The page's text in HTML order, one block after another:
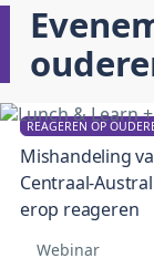
REAGEREN OP
Mishandeling
Centraal-
erop reageren
Webinar